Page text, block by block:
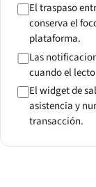
El traspaso
conserva el
plataforma.
Las
cuando el
El widget de
asistencia y
transacción.